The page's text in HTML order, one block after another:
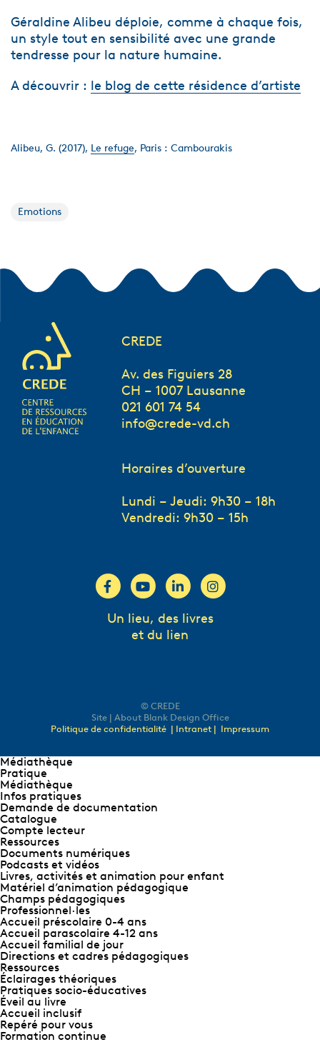
Géraldine Alibeu déploie, comme à chaque fois,
un style tout en sensibilité avec une grande
tendresse pour la nature humaine.
A découvrir : le blog de cette résidence d’artiste
Alibeu, G. (2017), Le refuge, Paris : Cambourakis
Emotions
CREDE
Av. des Figuiers 28
CH – 1007 Lausanne
021 601 74 54
info@crede-vd.ch
Horaires d’ouverture
Lundi – Jeudi: 9h30 – 18h
Vendredi: 9h30 – 15h
Un lieu, des livres
et du lien
© CREDE
Site | About Blank Design Office
Politique de confidentialité | Intranet | Impressum
Médiathèque
Pratique
Médiathèque
Infos pratiques
Demande de documentation
Catalogue
Compte lecteur
Ressources
Documents numériques
Podcasts et vidéos
Livres, activités et animation pour enfant
Matériel d’animation pédagogique
Champs pédagogiques
Professionnel∙les
Accueil préscolaire 0-4 ans
Accueil parascolaire 4-12 ans
Accueil familial de jour
Directions et cadres pédagogiques
Ressources
Éclairages théoriques
Pratiques socio-éducatives
Éveil au livre
Accueil inclusif
Repéré pour vous
Formation continue